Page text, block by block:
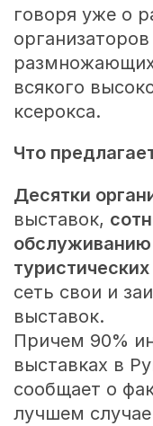
говоря уже о
всякого
ксерокса.
Что
Десятки
выставок,
обслуживанию
сеть свои и
выставок.
Причем 90%
выставках в
сообщает о
лучшем